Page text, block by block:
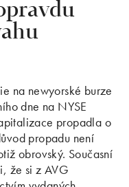
na newyorské burze
dne na NYSE
propadla o
propadu není
obrovský. Současní
že si z AVG